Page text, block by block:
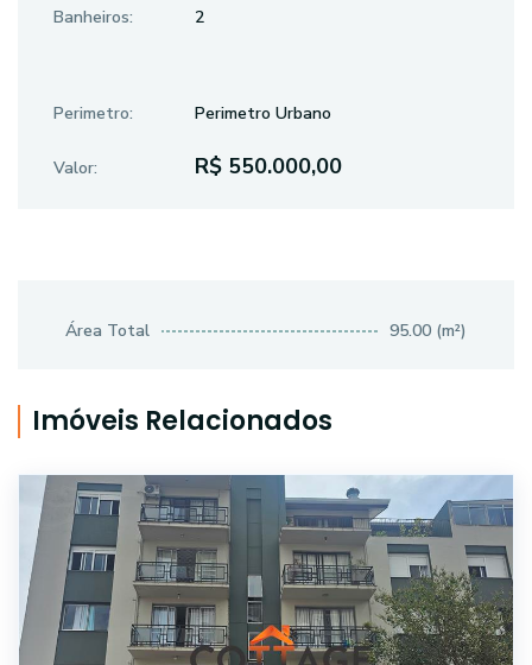
Banheiros: 2
Perimetro: Perimetro Urbano
Valor: R$ 550.000,00
Área Total 95.00 (m²)
Imóveis Relacionados